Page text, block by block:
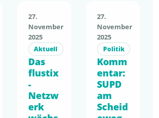
zählt zu
den
führend
en
Anbieter
n im
Bereich
naturna
her
entwicke
lt sich zu
einem
klaren
wirtscha
ftlichen
Vorteil.
Mit der
27.
November
2025
Aktuell
Das
flustix
-
Netzw
erk
27.
November
2025
Politik
Komm
entar:
SUPD
am
Scheid